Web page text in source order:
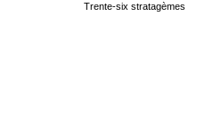
Trente-six stratagèmes